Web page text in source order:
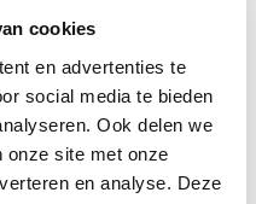
cookies
en advertenties te
social media te bieden
Ook delen we
onze site met onze
en analyse. Deze
€14,69
€12,50